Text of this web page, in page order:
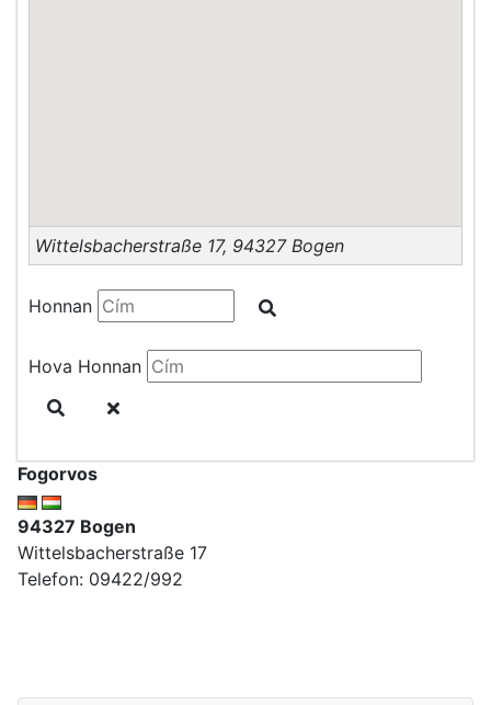
Wittelsbacherstraße 17, 94327 Bogen
Honnan
Hova Honnan
Fogorvos
94327 Bogen
Wittelsbacherstraße 17
Telefon: 09422/992